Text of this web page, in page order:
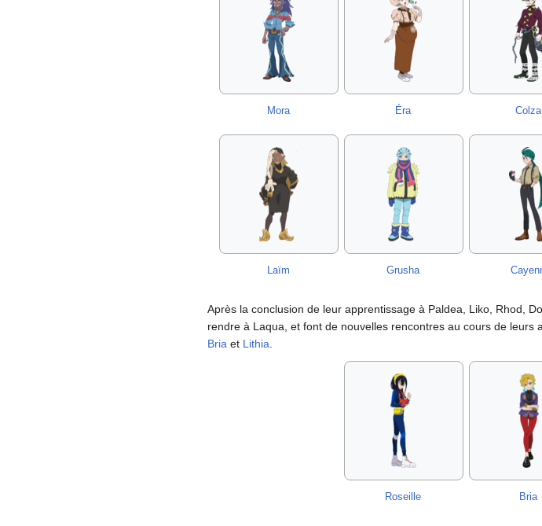
Mora Éra Colza
Laïm Grusha
Après la conclusion de leur apprentissage à Paldea, Liko, Rhod,
rendre à Laqua, et font de nouvelles rencontres au cours de leurs
Bria et Lithia
Roseille Bria